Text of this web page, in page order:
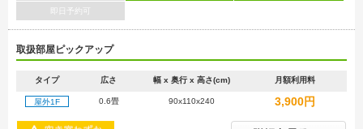
即日予約可
取扱部屋ピックアップ
タイプ 広さ 幅 x 奥行 x 高さ(cm) 月額利用料
屋外1F 0.6畳 90x110x240 3,900円